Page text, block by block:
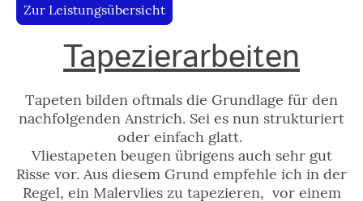
Tapezierarbeiten
Zur Leistungsübersicht
Tapeten bilden oftmals die Grundlage für den
nachfolgenden Anstrich. Sei es nun strukturiert
oder einfach glatt.
Vliestapeten beugen übrigens auch sehr gut
Risse vor. Aus diesem Grund empfehle ich in der
Regel, ein Malervlies zu tapezieren, vor einem